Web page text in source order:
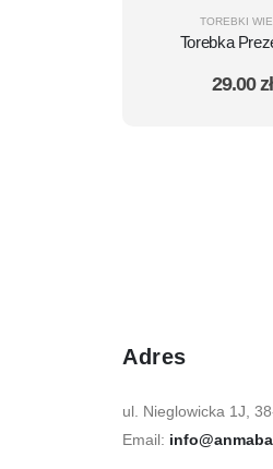
TOREBKI
Torebka
Pisanki
29.00zł
Adres
ul. Nieglowicka 1J,
Email: